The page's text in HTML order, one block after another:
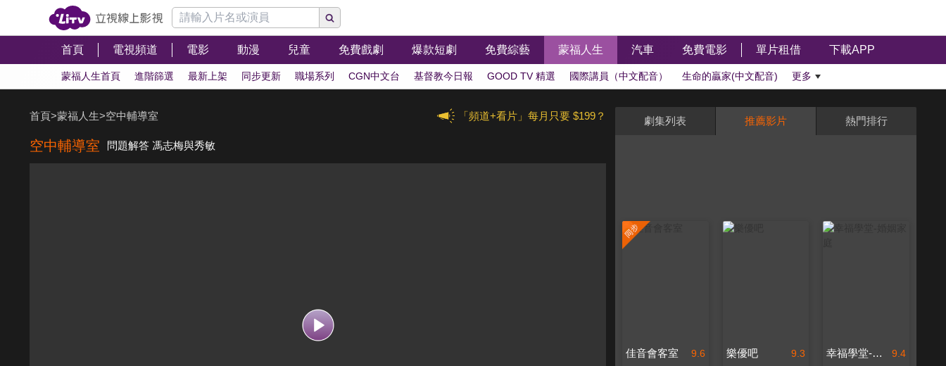
首頁 電視頻道 電影 動漫 兒童 免費戲劇 爆款短劇 免費綜藝 蒙福人生 汽車 免費電影 單片租借 下載APP
蒙福人生首頁 進階篩選 最新上架 同步更新 職場系列 CGN中文台 基督教今日報 GOOD TV 精選 國際講員（中文配音） 生命的贏家(中文配音) 更多
「頻道+看片」每月只要 $199？
首頁>蒙福人生>空中輔導室
空中輔導室 問題解答 馮志梅與秀敏
劇集列表 推薦影片 熱門排行
9.6
佳音會客室 9.3
樂優吧 9.4
幸福學堂-婚姻家庭